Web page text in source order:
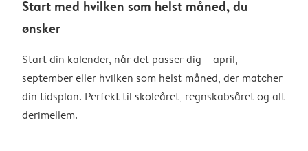
Start med hvilken som helst måned, du
ønsker
Start din kalender, når det passer dig – april,
september eller hvilken som helst måned, der matcher
din tidsplan. Perfekt til skoleåret, regnskabsåret og alt
derimellem.